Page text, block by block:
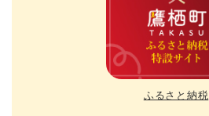
ふるさと納税